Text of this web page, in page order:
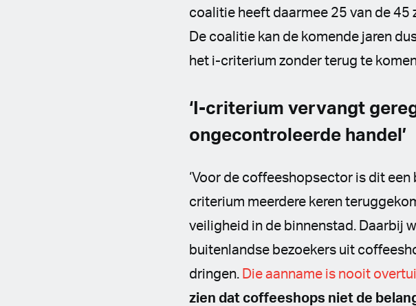
coalitie heeft daarmee 25 van de 45
De coalitie kan de komende jaren
het i-criterium zonder terug te
‘I-criterium vervangt
ongecontroleerde handel’
‘Voor de coffeeshopsector is dit
criterium meerdere keren
veiligheid in de binnenstad. Daarbij
buitenlandse bezoekers uit
dringen. Die aanname is nooit
zien dat coffeeshops niet de